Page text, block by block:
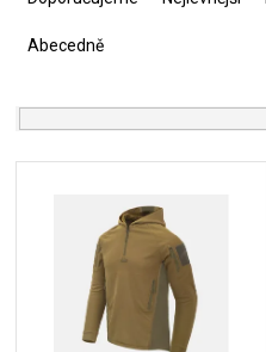
p
Abecedně